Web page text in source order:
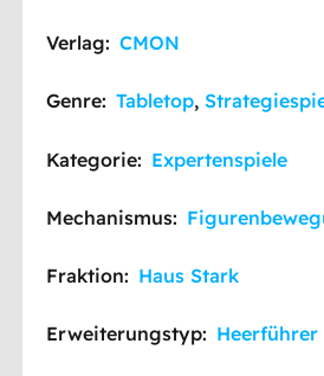
Verlag: CMON
Genre: Tabletop,
Kategorie: Expertenspiele
Mechanismus:
Fraktion: Haus Stark
Erweiterungstyp: Heerführer